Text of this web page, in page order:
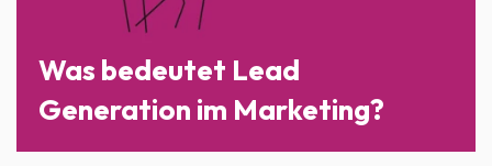
Was bedeutet Lead
Generation im Marketing?